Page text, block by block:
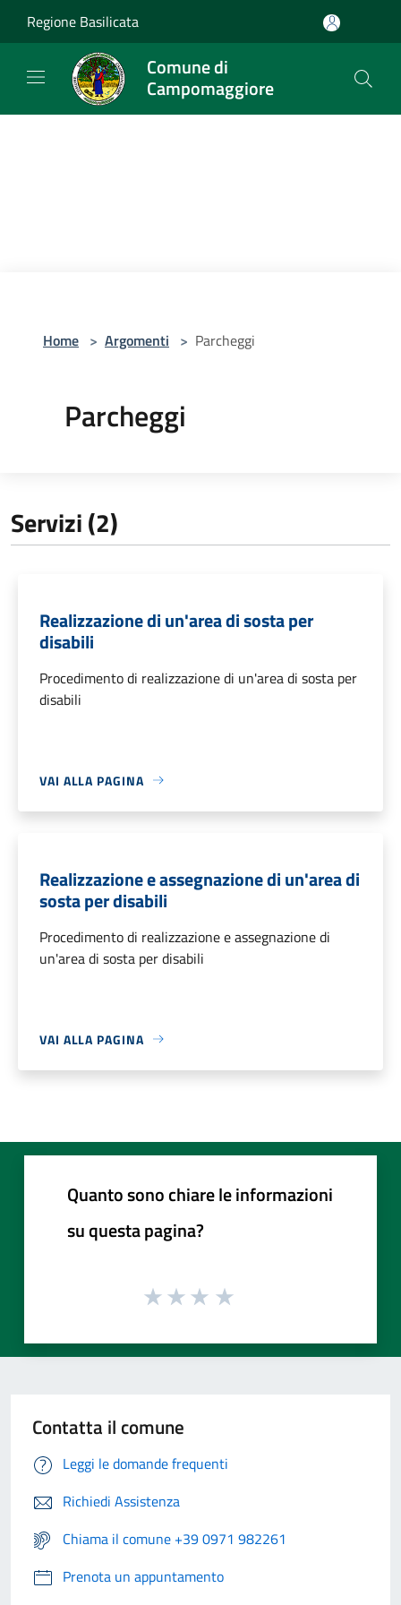
Regione Basilicata
Comune di
Campomaggiore
Home > Argomenti > Parcheggi
Parcheggi
Servizi (2)
Realizzazione di un'area di sosta per
disabili
Procedimento di realizzazione di un'area di sosta per
disabili
VAI ALLA PAGINA
Realizzazione e assegnazione di un'area di
sosta per disabili
Procedimento di realizzazione e assegnazione di
un'area di sosta per disabili
VAI ALLA PAGINA
Quanto sono chiare le informazioni
su questa pagina?
Contatta il comune
Leggi le domande frequenti
Richiedi Assistenza
Chiama il comune +39 0971 982261
Prenota un appuntamento